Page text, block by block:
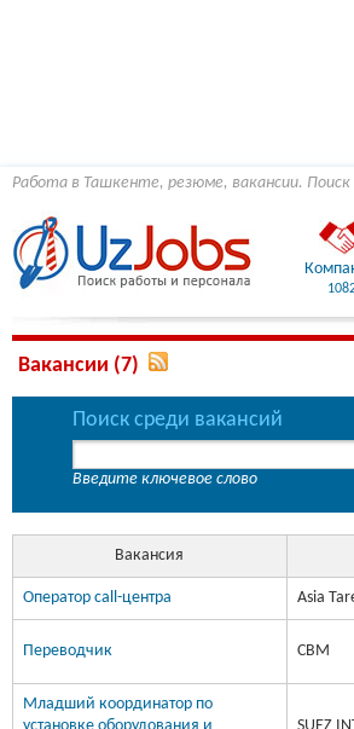
Работа в Ташкенте, резюме, вакансии.
Вакансии (7)
Поиск среди вакансий
Введите ключевое слово
Вакансия
Оператор call-центра Asia
Переводчик CBM
Младший координатор по